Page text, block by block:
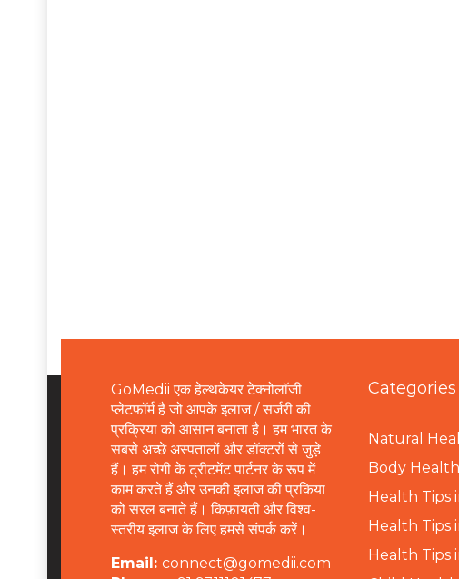
GoMedii एक हेल्थकेयर टेक्नोलॉजी
प्लेटफॉर्म है जो आपके इलाज / सर्जरी की
प्रक्रिया को आसान बनाता है। हम भारत के
सबसे अच्छे अस्पतालों और डॉक्टरों से जुड़े
हैं। हम रोगी के ट्रीटमेंट पार्टनर के रूप में
काम करते हैं और उनकी इलाज की प्रकिया
को सरल बनाते हैं। किफ़ायती और विश्व-
स्तरीय इलाज के लिए हमसे संपर्क करें।
Email: connect@gomedii.com
Categories
Natural
Body
Health Tips
Health Tips
Health Tips